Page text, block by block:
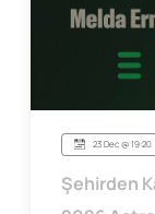
23 Dec @ 19:20
Şehirden